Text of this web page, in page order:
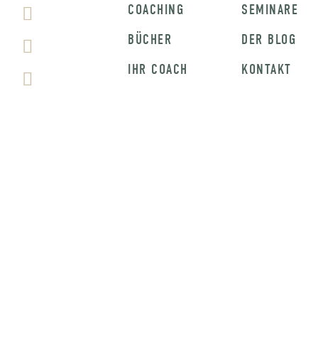
COACHING
BÜCHER
IHR COACH
SEMINARE
DER BLOG
KONTAKT